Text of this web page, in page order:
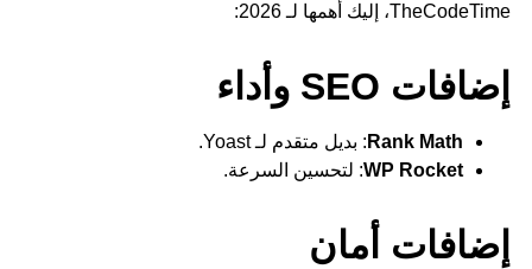
TheCodeTime، إليك أهمها لـ 2026:
إضافات SEO وأداء
Rank Math : بديل متقدم لـ Yoast.
WP Rocket: لتحسين السرعة.
إضافات أمان